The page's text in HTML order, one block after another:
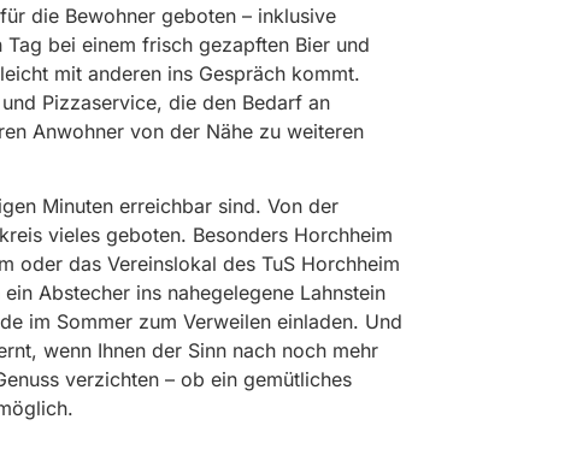
die Bewohner geboten – inklusive
bei einem frisch gezapften Bier und
mit anderen ins Gespräch kommt.
Pizzaservice, die den Bedarf an
Anwohner von der Nähe zu weiteren
Minuten erreichbar sind. Von der
vieles geboten. Besonders Horchheim
oder das Vereinslokal des TuS Horchheim
Abstecher ins nahegelegene Lahnstein
im Sommer zum Verweilen einladen. Und
wenn Ihnen der Sinn nach noch mehr
verzichten – ob ein gemütliches